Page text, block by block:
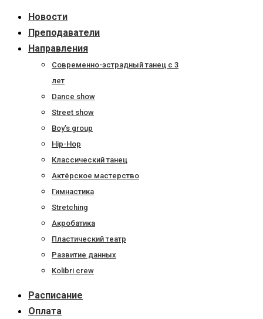
Перейти
содержанию
Новости
Преподаватели
Направления
Современно-эстрадный танец с 3
лет
Dance show
Street show
Boy’s group
Hip-Hop
Классический танец
Актёрское мастерство
Гимнастика
Stretching
Акробатика
Пластический театр
Развитие данных
Kolibri crew
Расписание
Оплата